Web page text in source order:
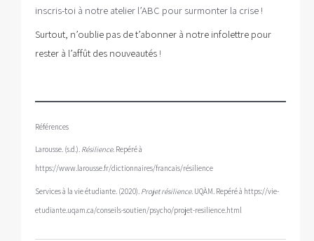
inscris-toi à notre atelier l’ABC pour surmonter la crise !
Surtout, n’oublie pas de t’abonner à notre infolettre pour
rester à l’affût des nouveautés !
Références
Larousse. (s.d.). Résilience. Repéré à
https://www.larousse.fr/dictionnaires/francais/résilience
Services à la vie étudiante. (2020). Projet résilience. UQÀM. Repéré à https://vie-
etudiante.uqam.ca/conseils-soutien/psycho/projet-resilience.html